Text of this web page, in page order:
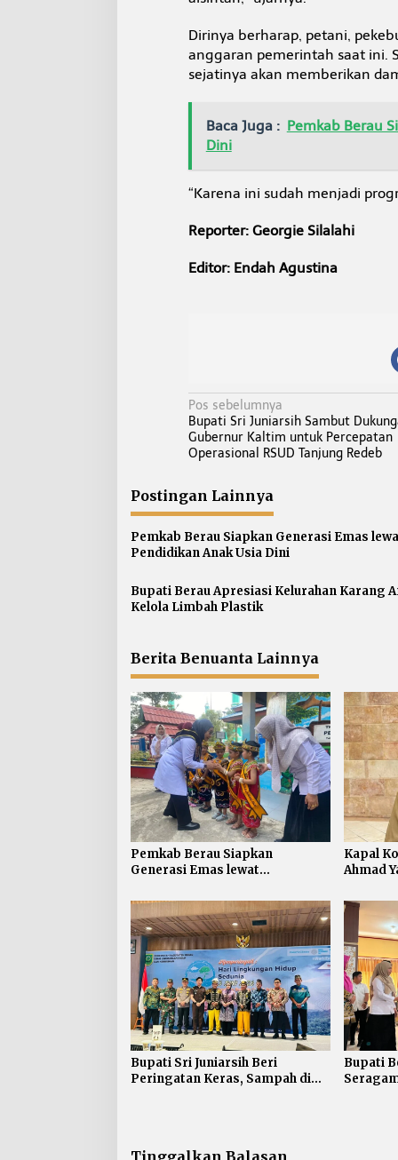
Dirinya berharap, petani,
anggaran pemerintah saat ini.
sejatinya akan memberikan
Baca Juga : Pemkab Berau
Dini
“Karena ini sudah menjadi
Reporter: Georgie Silalahi
Editor: Endah Agustina
N
a
v
g
a
s
i
o
Pos sebelumnya
Bupati Sri Juniarsih Sambut
Gubernur Kaltim untuk Percepatan
Operasional RSUD Tanjung Redeb
Postingan Lainnya
Pemkab Berau Siapkan Generasi Emas
Pendidikan Anak Usia Dini
Bupati Berau Apresiasi Kelurahan Karang
Kelola Limbah Plastik
Berita Benuanta Lainnya
Pemkab Berau Siapkan
Generasi Emas lewat
Kapal
Ahmad
Rugi
Bupati Sri Juniarsih Beri
Peringatan Keras, Sampah di
Bupati
Tinggalkan Balasan